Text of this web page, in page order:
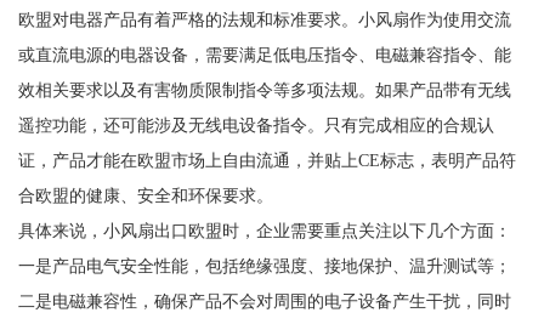
欧盟对电器产品有着严格的法规和标准要求。小风扇作为使用交流
或直流电源的电器设备，需要满足低电压指令、电磁兼容指令、能
效相关要求以及有害物质限制指令等多项法规。如果产品带有无线
遥控功能，还可能涉及无线电设备指令。只有完成相应的合规认
证，产品才能在欧盟市场上自由流通，并贴上CE标志，表明产品符
合欧盟的健康、安全和环保要求。
具体来说，小风扇出口欧盟时，企业需要重点关注以下几个方面：
一是产品电气安全性能，包括绝缘强度、接地保护、温升测试等；
二是电磁兼容性，确保产品不会对周围的电子设备产生干扰，同时